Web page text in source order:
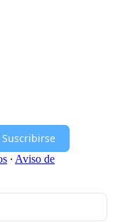
Suscribirse
∙ Aviso de